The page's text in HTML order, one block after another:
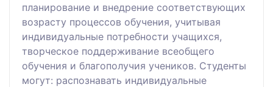
планирование и внедрение соответствующих
возрасту процессов обучения, учитывая
индивидуальные потребности учащихся,
творческое поддерживание всеобщего
обучения и благополучия учеников. Студенты
могут: распознавать индивидуальные